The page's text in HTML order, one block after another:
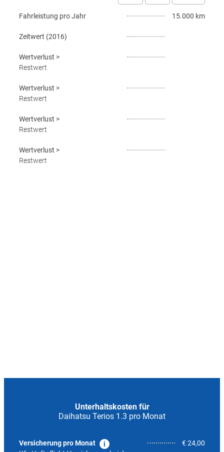
Fahrleistung pro Jahr 15.000 km
Zeitwert (2016)
Wertverlust >
Restwert
Wertverlust >
Restwert
Wertverlust >
Restwert
Wertverlust >
Restwert
Unterhaltskosten für
Daihatsu Terios 1.3 pro Monat
Versicherung pro Monat
€ 24,00